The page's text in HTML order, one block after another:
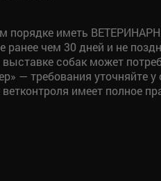
порядке иметь
чем 30 дней и не
собак может
— требования уточняйте у
имеет полное